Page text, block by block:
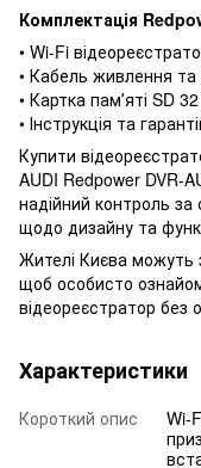
Комплектація
• Wi-Fi
• Кабель живлення та
• Картка памʼяті SD
• Інструкція та
Купити
AUDI Redpower DVR-
надійний контроль за
щодо дизайну та
Жителі Києва можуть
щоб особисто
відеореєстратор без
Характеристики
Короткий опис
Wi-